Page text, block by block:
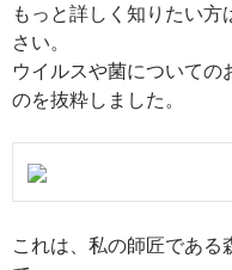
もっと詳しく知りたい
さい。
ウイルスや菌についての
のを抜粋しました。
これは、私の師匠であ